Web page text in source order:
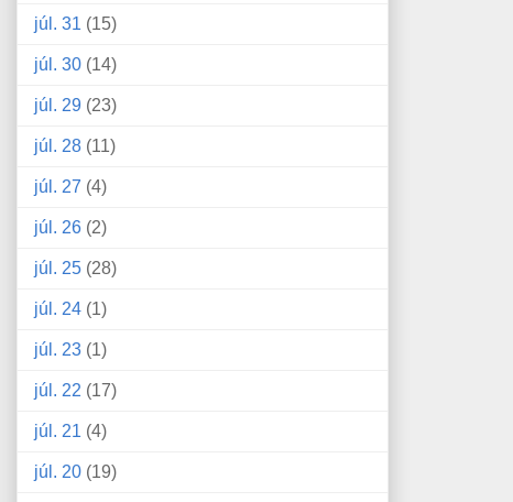
júl. 31 (15)
júl. 30 (14)
júl. 29 (23)
júl. 28 (11)
júl. 27 (4)
júl. 26 (2)
júl. 25 (28)
júl. 24 (1)
júl. 23 (1)
júl. 22 (17)
júl. 21 (4)
júl. 20 (19)